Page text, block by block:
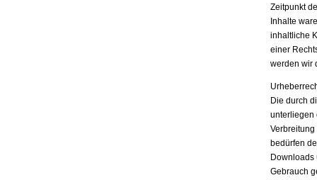
Zeitpunkt
Inhalte
inhaltliche
einer
werden wir
Die durch
unterliegen
bedürfen
Downloads
Gebrauch